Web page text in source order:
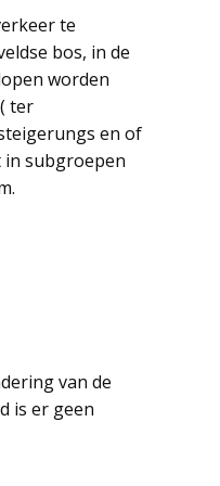
te
bos, in de
worden
ter
en of
subgroepen
van de
is er geen